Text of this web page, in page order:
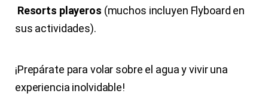
Resorts playeros (muchos incluyen Flyboard en
sus actividades).
¡Prepárate para volar sobre el agua y vivir una
experiencia inolvidable!